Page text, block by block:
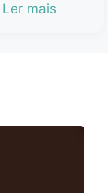
Ler mais